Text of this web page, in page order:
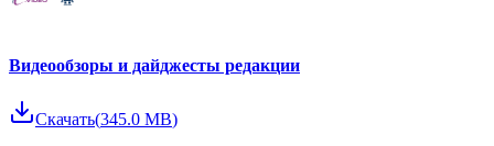
Видеообзоры и дайджесты редакции
Скачать(345.0 MB)